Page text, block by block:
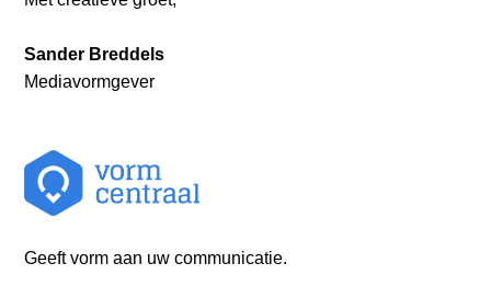
Sander Breddels
Mediavormgever
Geeft vorm aan uw communicatie.